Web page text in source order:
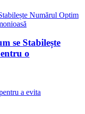
se Stabilește
o